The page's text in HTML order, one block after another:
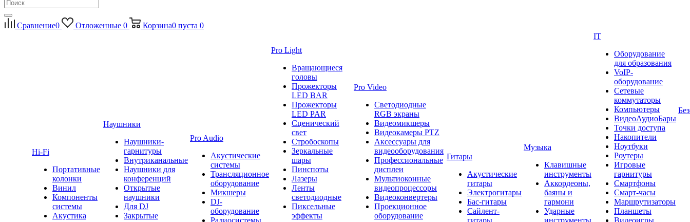
Сравнение0 Отложенные 0 Корзина0 пуста 0
Hi-Fi
Портативные
колонки
Винил
Компоненты
системы
Акустика
Наушники
Наушники-
гарнитуры
Внутриканальные
Наушники для
конференций
Открытые
наушники
Для DJ
Закрытые
Pro Audio
Акустические
системы
Трансляционное
оборудование
Микшеры
DJ-
оборудование
Радиосистемы
Pro Light
Вращающиеся
головы
Прожекторы
LED BAR
Прожекторы
LED PAR
Сценический
свет
Стробоскопы
Зеркальные
шары
Пинспоты
Лазеры
Ленты
светодиодные
Пиксельные
эффекты
Pro Video
Светодиодные
RGB экраны
Видеомикшеры
Видеокамеры PTZ
Аксессуары для
видеооборудования
Профессиональные
дисплеи
Мультиоконные
видеопроцессоры
Видеоконвертеры
Проекционное
оборудование
Гитары
Акустические
гитары
Электрогитары
Бас-гитары
Сайлент-
гитары
Музыка
Клавишные
инструменты
Аккордеоны,
баяны и
гармони
Ударные
инструменты
IT
Оборудование
для образования
VoIP-
оборудование
Сетевые
коммутаторы
Компьютеры
ВидеоАудиоБары
Точки доступа
Накопители
Ноутбуки
Роутеры
Игровые
гарнитуры
Смартфоны
Смарт-часы
Маршрутизаторы
Планшеты
Видеоигры